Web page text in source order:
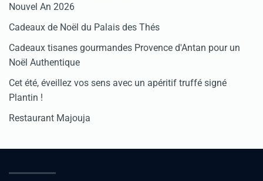
Nouvel An 2026
Cadeaux de Noël du Palais des Thés
Cadeaux tisanes gourmandes Provence d'Antan pour un
Noël Authentique
Cet été, éveillez vos sens avec un apéritif truffé signé
Plantin !
Restaurant Majouja